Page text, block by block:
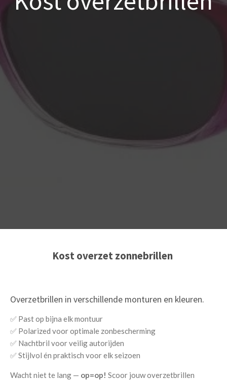
Kost overzet zonnebrillen
Overzetbrillen in verschillende monturen en kleuren.
✅ Past op bijna elk montuur
✅ Polarized voor optimale zonbescherming
✅ Nachtbril voor veilig autorijden
✅ Stijlvol én praktisch voor elk seizoen
Wacht niet te lang — op=op! Scoor jouw overzetbrillen